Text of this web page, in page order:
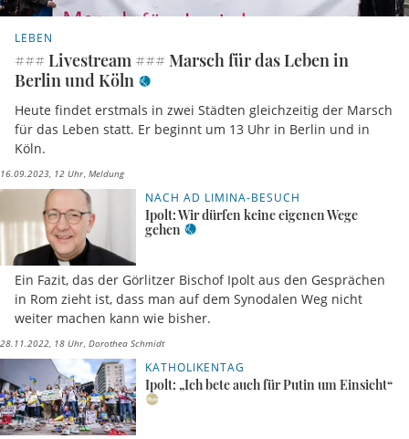
LEBEN
### Livestream ### Marsch für das Leben in
Berlin und Köln
Heute findet erstmals in zwei Städten gleichzeitig der Marsch
für das Leben statt. Er beginnt um 13 Uhr in Berlin und in
Köln.
16.09.2023, 12 Uhr Meldung
NACH AD LIMINA-BESUCH
Ipolt: Wir dürfen keine eigenen Wege
gehen
Ein Fazit, das der Görlitzer Bischof Ipolt aus den Gesprächen
in Rom zieht ist, dass man auf dem Synodalen Weg nicht
weiter machen kann wie bisher.
28.11.2022, 18 Uhr Dorothea Schmidt
KATHOLIKENTAG
Ipolt: „Ich bete auch für Putin um Einsicht“